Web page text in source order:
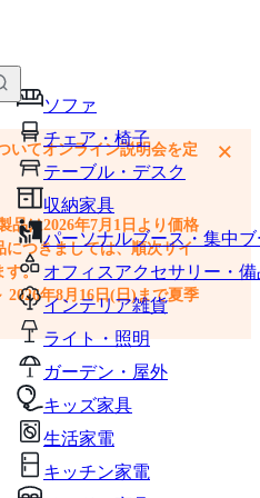
ソファ
チェア・椅子
テーブル・デスク
収納家具
パーソナルブース・集中
オフィスアクセサリー・備
インテリア雑貨
ライト・照明
ガーデン・屋外
キッズ家具
生活家電
キッチン家電
けて、カートに追加できます
いてオンライン説明会を定
は2026年7月1日より価格
つきましては、順次サイ
す。
2026年8月16日(日)まで夏季
×